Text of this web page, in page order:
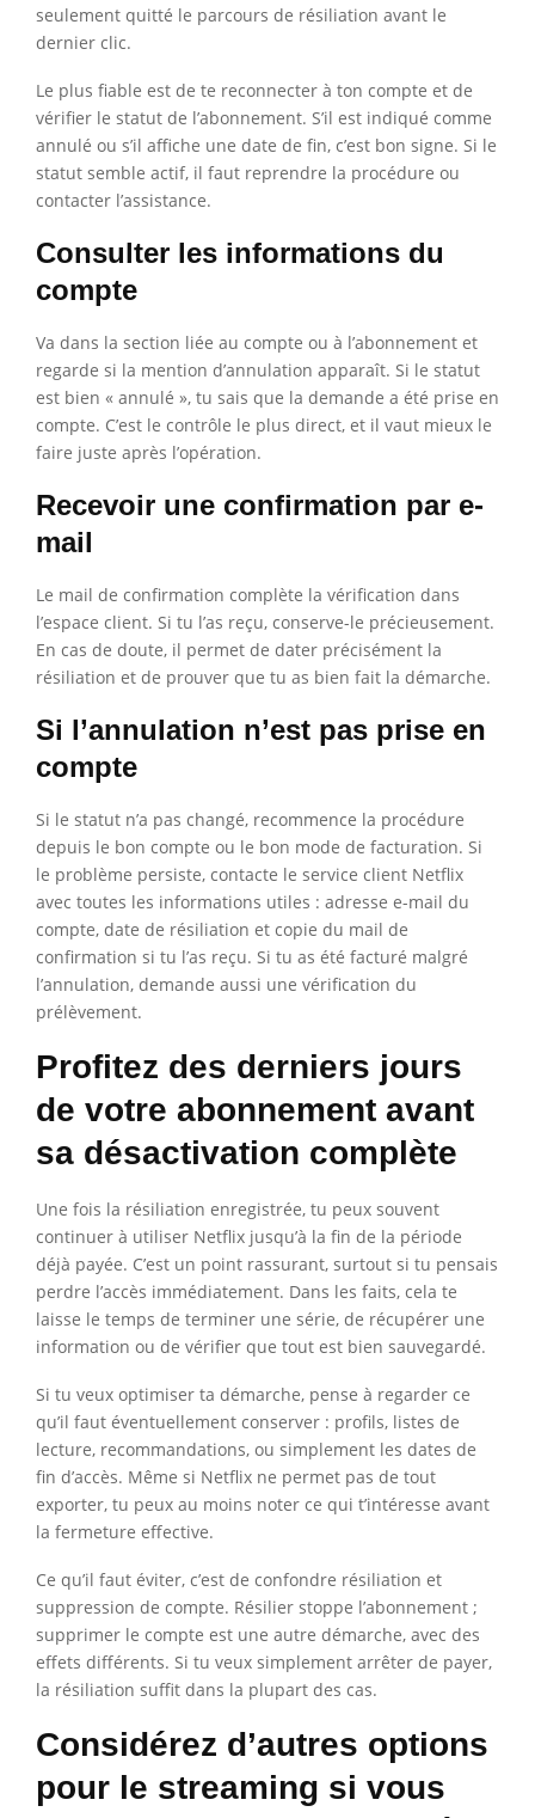
seulement quitté le parcours de résiliation avant le
dernier clic.
Le plus fiable est de te reconnecter à ton compte et de
vérifier le statut de l’abonnement. S’il est indiqué comme
annulé ou s’il affiche une date de fin, c’est bon signe. Si le
statut semble actif, il faut reprendre la procédure ou
contacter l’assistance.
Consulter les informations du
compte
Va dans la section liée au compte ou à l’abonnement et
regarde si la mention d’annulation apparaît. Si le statut
est bien « annulé », tu sais que la demande a été prise en
compte. C’est le contrôle le plus direct, et il vaut mieux le
faire juste après l’opération.
Recevoir une confirmation par e-
mail
Le mail de confirmation complète la vérification dans
l’espace client. Si tu l’as reçu, conserve-le précieusement.
En cas de doute, il permet de dater précisément la
résiliation et de prouver que tu as bien fait la démarche.
Si l’annulation n’est pas prise en
compte
Si le statut n’a pas changé, recommence la procédure
depuis le bon compte ou le bon mode de facturation. Si
le problème persiste, contacte le service client Netflix
avec toutes les informations utiles : adresse e-mail du
compte, date de résiliation et copie du mail de
confirmation si tu l’as reçu. Si tu as été facturé malgré
l’annulation, demande aussi une vérification du
prélèvement.
Profitez des derniers jours
de votre abonnement avant
sa désactivation complète
Une fois la résiliation enregistrée, tu peux souvent
continuer à utiliser Netflix jusqu’à la fin de la période
déjà payée. C’est un point rassurant, surtout si tu pensais
perdre l’accès immédiatement. Dans les faits, cela te
laisse le temps de terminer une série, de récupérer une
information ou de vérifier que tout est bien sauvegardé.
Si tu veux optimiser ta démarche, pense à regarder ce
qu’il faut éventuellement conserver : profils, listes de
lecture, recommandations, ou simplement les dates de
fin d’accès. Même si Netflix ne permet pas de tout
exporter, tu peux au moins noter ce qui t’intéresse avant
la fermeture effective.
Ce qu’il faut éviter, c’est de confondre résiliation et
suppression de compte. Résilier stoppe l’abonnement ;
supprimer le compte est une autre démarche, avec des
effets différents. Si tu veux simplement arrêter de payer,
la résiliation suffit dans la plupart des cas.
Considérez d’autres options
pour le streaming si vous